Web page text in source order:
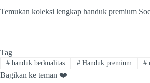
Temukan koleksi lengkap handuk premium
Tag
#handuk berkualitas #Handuk premium #
Bagikan ke teman ❤️